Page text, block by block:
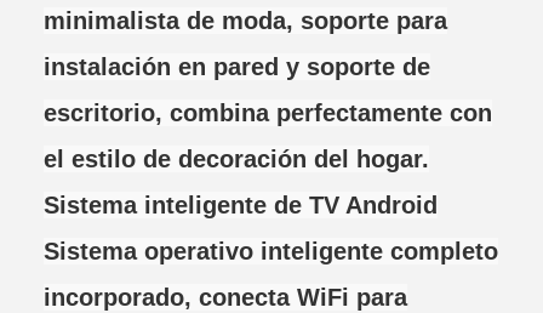
minimalista de moda, soporte para
instalación en pared y soporte de
escritorio, combina perfectamente con
el estilo de decoración del hogar.
Sistema inteligente de TV Android
Sistema operativo inteligente completo
incorporado, conecta WiFi para